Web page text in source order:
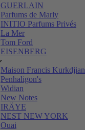
GUERLAIN
Parfums de Marly
INITIO Parfums Privés
La Mer
Tom Ford
EISENBERG
Maison Francis Kurkdjian
Penhaligon's
Widian
New Notes
IRÄYE
NEST NEW YORK
Ouai